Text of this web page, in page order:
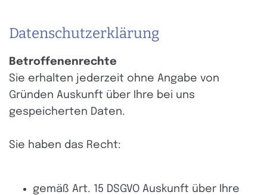
Datenschutzerklärung
Betroffenenrechte
Sie erhalten jederzeit ohne Angabe von
Gründen Auskunft über Ihre bei uns
gespeicherten Daten.
Sie haben das Recht:
gemäß Art. 15 DSGVO Auskunft über Ihre